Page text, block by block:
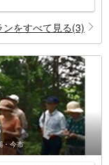
ンをすべて見る(3)
・今市